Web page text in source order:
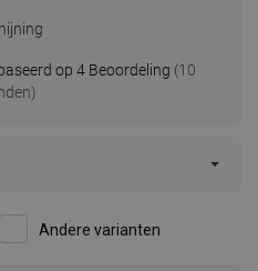
op 4 Beoordeling (10
Andere varianten